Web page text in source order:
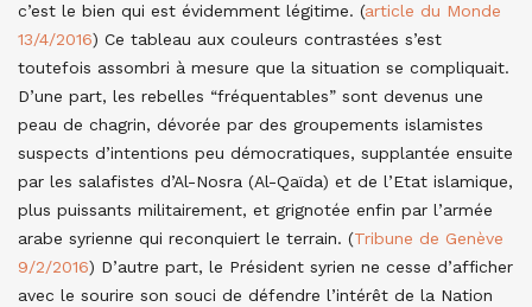
c’est le bien qui est évidemment légitime. (article du Monde
13/4/2016) Ce tableau aux couleurs contrastées s’est
toutefois assombri à mesure que la situation se compliquait.
D’une part, les rebelles “fréquentables” sont devenus une
peau de chagrin, dévorée par des groupements islamistes
suspects d’intentions peu démocratiques, supplantée ensuite
par les salafistes d’Al-Nosra (Al-Qaïda) et de l’Etat islamique,
plus puissants militairement, et grignotée enfin par l’armée
arabe syrienne qui reconquiert le terrain. (Tribune de Genève
9/2/2016) D’autre part, le Président syrien ne cesse d’afficher
avec le sourire son souci de défendre l’intérêt de la Nation